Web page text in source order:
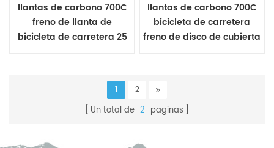
llantas de carbono 700C
freno de llanta de
bicicleta de carretera 25
llantas de carbono 700C
bicicleta de carretera
freno de disco de cubierta
1 2
Un total de 2 paginas